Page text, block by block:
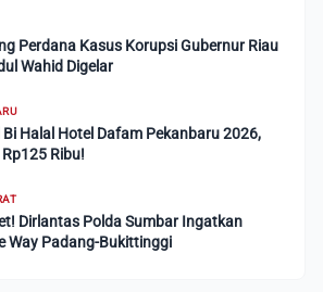
Perdana Kasus Korupsi Gubernur Riau
Wahid Digelar
Halal Hotel Dafam Pekanbaru 2026,
Ribu!
Dirlantas Polda Sumbar Ingatkan
Way Padang-Bukittinggi